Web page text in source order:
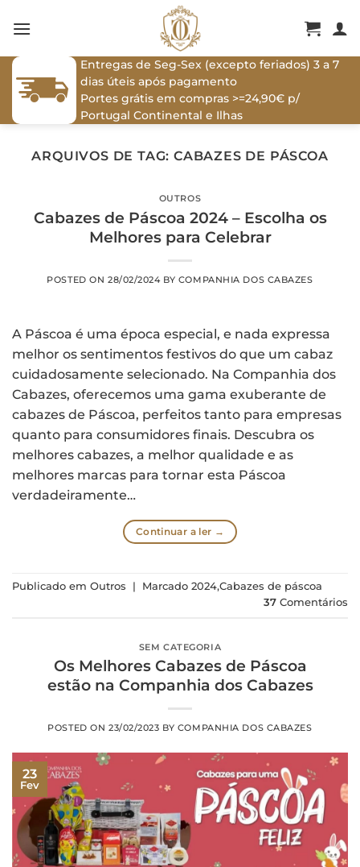
Entregas de Seg-Sex (excepto feriados) 3 a 7
dias úteis após pagamento
Portes grátis em compras >=24,90€ p/
Portugal Continental e Ilhas
ARQUIVOS DE TAG: CABAZES DE PÁSCOA
OUTROS
Cabazes de Páscoa 2024 – Escolha os
Melhores para Celebrar
POSTED ON 28/02/2024 BY COMPANHIA DOS CABAZES
A Páscoa é uma época especial, e nada expressa
melhor os sentimentos festivos do que um cabaz
cuidadosamente selecionado. Na Companhia dos
Cabazes, oferecemos uma gama exuberante de
cabazes de Páscoa, perfeitos tanto para empresas
quanto para consumidores finais. Descubra os
melhores cabazes, a melhor qualidade e as
melhores marcas para tornar esta Páscoa
verdadeiramente…
Continuar a ler →
Publicado em Outros | Marcado 2024,Cabazes de páscoa
37 Comentários
SEM CATEGORIA
Os Melhores Cabazes de Páscoa
estão na Companhia dos Cabazes
POSTED ON 23/02/2023 BY COMPANHIA DOS CABAZES
23
Fev